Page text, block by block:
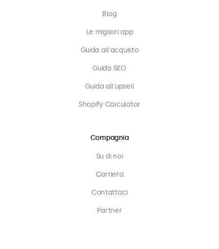
Blog
Le migliori app
Guida all'acquisto
Guida SEO
Guida all'upsell
Shopify Calculator
Compagnia
Su di noi
Carriera
Contattaci
Partner